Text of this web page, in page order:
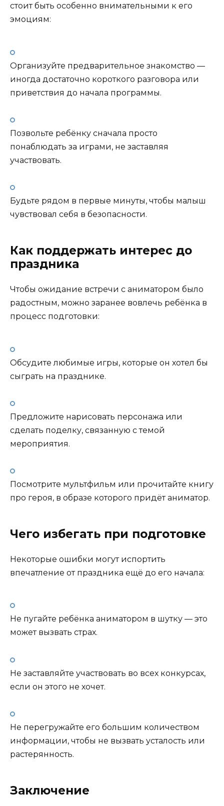
стоит быть особенно внимательными к его
эмоциям:
Организуйте предварительное знакомство —
иногда достаточно короткого разговора или
приветствия до начала программы.
Позвольте ребёнку сначала просто
понаблюдать за играми, не заставляя
участвовать.
Будьте рядом в первые минуты, чтобы малыш
чувствовал себя в безопасности.
Как поддержать интерес до
праздника
Чтобы ожидание встречи с аниматором было
радостным, можно заранее вовлечь ребёнка в
процесс подготовки:
Обсудите любимые игры, которые он хотел бы
сыграть на празднике.
Предложите нарисовать персонажа или
сделать поделку, связанную с темой
мероприятия.
Посмотрите мультфильм или прочитайте книгу
про героя, в образе которого придёт аниматор.
Чего избегать при подготовке
Некоторые ошибки могут испортить
впечатление от праздника ещё до его начала:
Не пугайте ребёнка аниматором в шутку — это
может вызвать страх.
Не заставляйте участвовать во всех конкурсах,
если он этого не хочет.
Не перегружайте его большим количеством
информации, чтобы не вызвать усталость или
растерянность.
Заключение